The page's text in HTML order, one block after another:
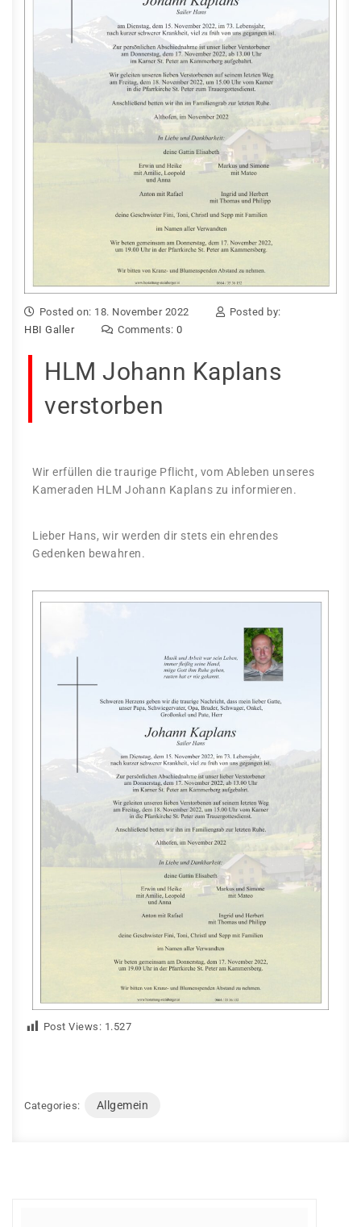
Posted on: 18. November 2022
Posted by:
HBI Galler
Comments: 0
HLM Johann Kaplans
verstorben
Wir erfüllen die traurige Pflicht, vom Ableben unseres
Kameraden HLM Johann Kaplans zu informieren.
Lieber Hans, wir werden dir stets ein ehrendes
Gedenken bewahren.
Post Views: 1.527
Categories: Allgemein